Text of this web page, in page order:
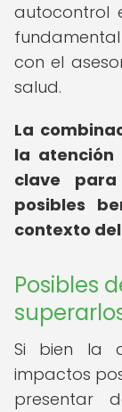
autocontrol
con el
salud.
La
la
clave
posibles
contexto del
Posibles
Si bien la
impactos
presentar